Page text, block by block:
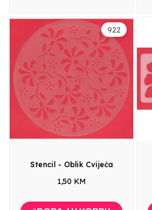
922
Stencil - Oblik Cvijeća
1,50 KM